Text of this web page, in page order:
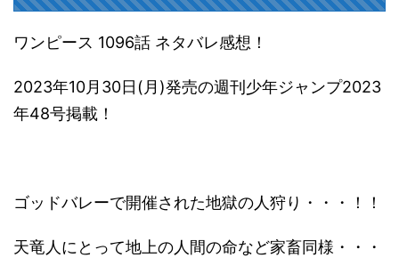
ワンピース 1096話 ネタバレ感想！
2023年10月30日(月)発売の週刊少年ジャンプ2023
年48号掲載！
ゴッドバレーで開催された地獄の人狩り・・・！！
天竜人にとって地上の人間の命など家畜同様・・・